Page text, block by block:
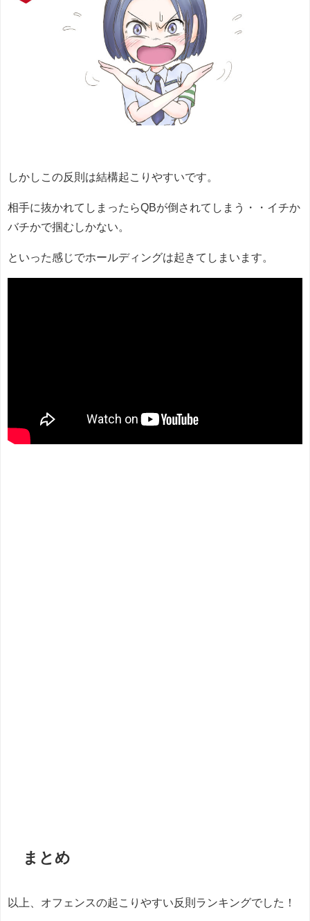
しかしこの反則は結構起こりやすいです。
相手に抜かれてしまったらQBが倒されてしまう・・イチか
バチかで掴むしかない。
といった感じでホールディングは起きてしまいます。
まとめ
以上、オフェンスの起こりやすい反則ランキングでした！